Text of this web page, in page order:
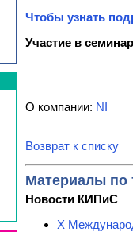
Чтобы узнать
Участие в
О компании: NI
Возврат к списку
Материалы по
Новости КИПиС
X